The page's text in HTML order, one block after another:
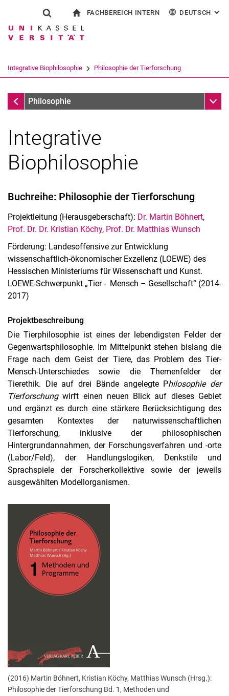
Springe direkt zu: Inhalt
Springe direkt zu: Suche
Springe direkt zu:
Suchformular
Suchbegriff
Suchen (öffnet externen Link in einem
FACHBEREICH INTERN DEUTSCH :
Italiano
Integrative Biophilosophie Philosophie der Tierforschung
Integrative Biophilosophie
Philosophie
Integrative Biophilosophie
Aktuelles und Veranstaltungen
Biophilosophie: Konstellationen und Signaturen
Formen der Praxis, Formen des Wissens
Gedankenexperimente und ihre vermittelnde Rolle
Hermeneutik der Natur und die Logik des Lebendigen
Integrative Biophilosophie in HPLS
Jakob von Uexküll and Philosophy
Methodologische Signaturen
Musiktheoretische Konzepte und organische Natur
Philosophie der Situierten Kognition
Philosophie der Tierforschung
Personen
Interdisziplinärer Materialismus
Integrative
Biophilosophie
Buchreihe: Philosophie der Tierforschung
Projektleitung (Herausgeberschaft): Dr. Martin Böhnert,
Prof. Dr. Dr. Kristian Köchy, Prof. Dr. Matthias Wunsch
Förderung: Landesoffensive zur Entwicklung
wissenschaftlich-ökonomischer Exzellenz (LOEWE) des
Hessischen Ministeriums für Wissenschaft und Kunst.
LOEWE-Schwerpunkt „Tier - Mensch – Gesellschaft“ (2014-
2017)
Projektbeschreibung
Die Tierphilosophie ist eines der lebendigsten Felder der
Gegenwartsphilosophie. Im Mittelpunkt stehen bislang die
Frage nach dem Geist der Tiere, das Problem des Tier-
Mensch-Unterschiedes sowie die Themenfelder der
Tierethik. Die auf drei Bände angelegte Philosophie der
Tierforschungwirft einen neuen Blick auf dieses Gebiet
und ergänzt es durch eine stärkere Berücksichtigung des
gesamten Kontextes der naturwissenschaftlichen
Tierforschung, inklusive der philosophischen
Hintergrundannahmen, der Forschungsverfahren und -orte
(Labor/Feld), der Handlungslogiken, Denkstile und
Sprachspiele der Forscherkollektive sowie der jeweils
ausgewählten Modellorganismen.
(2016) Martin Böhnert, Kristian Köchy, Matthias Wunsch (Hrsg.):
Philosophie der Tierforschung Bd. 1, Methoden und